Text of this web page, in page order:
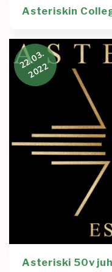
Asteriskin
Heipsunhei piltit ja
sen mukana
Uutinen
college
swägä
22.03.
2022
Asteriski 50v